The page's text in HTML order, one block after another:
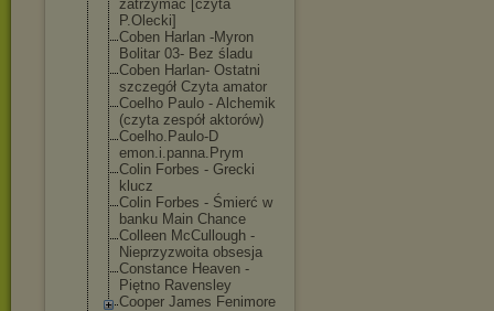
zatrzymac [czyta
P.Olecki]
Coben Harlan -Myron
Bolitar 03- Bez śladu
Coben Harlan- Ostatni
szczegół Czyta amator
Coelho Paulo - Alchemik
(czyta zespół aktorów)
Coelho.Paulo-D
emon.i.panna.Prym
Colin Forbes - Grecki
klucz
Colin Forbes - Śmierć w
banku Main Chance
Colleen McCullough -
Nieprzyzwoita obsesja
Constance Heaven -
Piętno Ravensley
Cooper James Fenimore